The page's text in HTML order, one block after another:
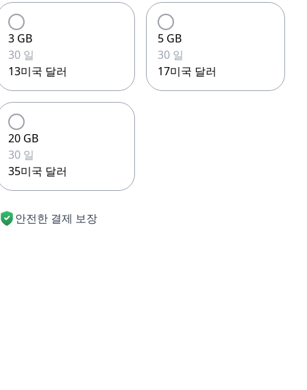
3 GB
30 일
13미국 달러
5 GB
30 일
17미국 달러
20 GB
30 일
35미국 달러
안전한 결제 보장